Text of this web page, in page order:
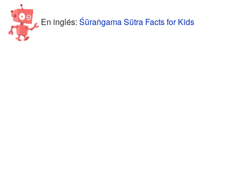
En inglés: Śūraṅgama Sūtra Facts for Kids